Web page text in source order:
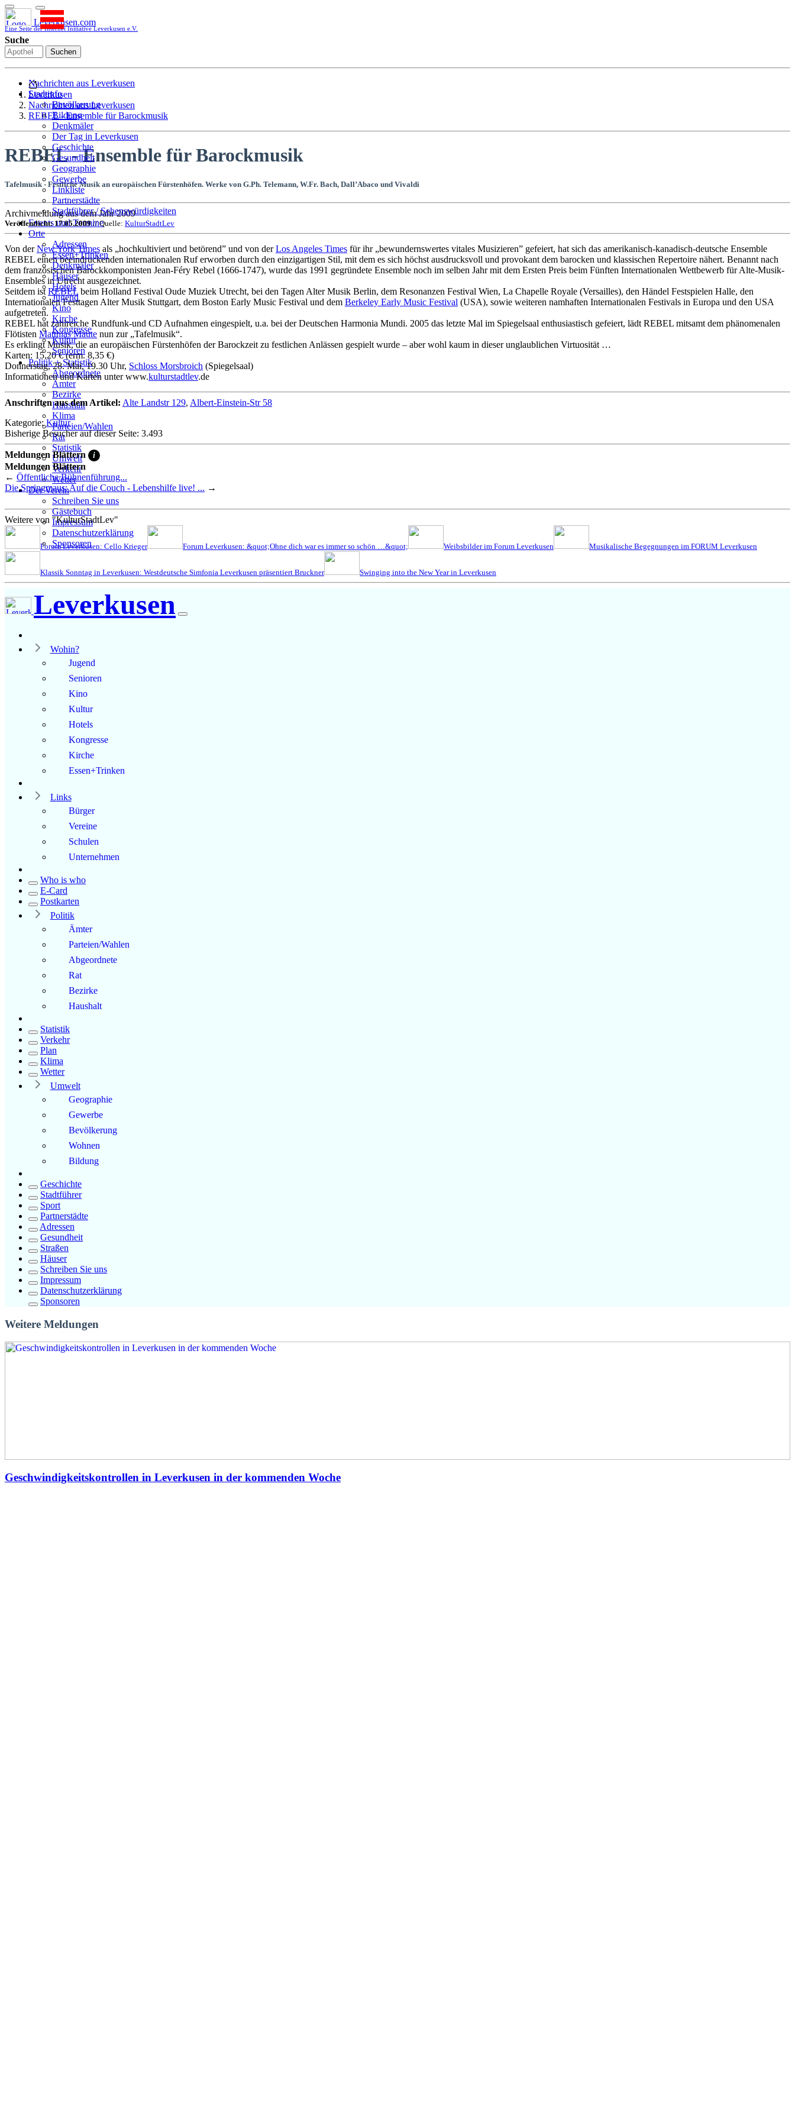
Leverkusen.com
Eine Seite der Internet Initiative Leverkusen e.V.
Suche
Suchen
Nachrichten aus Leverkusen
Stadtinfo
Bevölkerung
Bildung
Denkmäler
Der Tag in Leverkusen
Geschichte
Gesundheit
Geographie
Gewerbe
Linkliste
Partnerstädte
Stadtführer / Sehenswürdigkeiten
Stadtplan
Stadtteile
Sport
Who is who
Wohnen
Events und Termine
Orte
Adressen
Essen+Trinken
Denkmäler
Häuser
Hotels
Jugend
Kino
Kirche
Kongresse
Kultur
Senioren
Stadtführer
Straßen
Politik + Statistik
Abgeordnete
Ämter
Bezirke
Haushalt
Klima
Parteien/Wahlen
Rat
Statistik
Umwelt
Verkehr
Wetter
Der Verein
Schreiben Sie uns
Gästebuch
Impressum
Datenschutzerklärung
Sponsoren
Leverkusen
Nachrichten aus Leverkusen
REBEL - Ensemble für Barockmusik
REBEL - Ensemble für Barockmusik
Tafelmusik - Festliche Musik an europäischen Fürstenhöfen. Werke von G.Ph. Telemann, W.Fr. Bach, Dall’Abaco und Vivaldi
Archivmeldung aus dem Jahr 2009
Veröffentlicht: 17.05.2009// Quelle: KulturStadtLev
Von derNew York Times als „hochkultiviert und betörend” und von derLos Angeles Times für ihr „bewundernswertes vitales Musizieren” gefeiert, hat sich das amerikanisch-kanadisch-deutsche Ensemble
REBEL einen beeindruckenden internationalen Ruf erworben durch den einzigartigen Stil, mit dem es sich höchst ausdrucksvoll und provokant dem barocken und klassischen Repertoire nähert. Benannt nach
dem französischen Barockkomponisten Jean-Féry Rebel (1666-1747), wurde das 1991 gegründete Ensemble noch im selben Jahr mit dem Ersten Preis beim Fünften Internationalen Wettbewerb für Alte-Musik-
Ensembles in Utrecht ausgezeichnet.
Seitdem istREBEL beim Holland Festival Oude Muziek Utrecht, bei den Tagen Alter Musik Berlin, dem Resonanzen Festival Wien, La Chapelle Royale (Versailles), den Händel Festspielen Halle, den
Internationalen Festtagen Alter Musik Stuttgart, dem Boston Early Music Festival und dem Berkeley Early Music Festival (USA), sowie weiteren namhaften Internationalen Festivals in Europa und den USA
aufgetreten.
REBEL hat zahlreiche Rundfunk-und CD Aufnahmen eingespielt, u.a. bei der Deutschen Harmonia Mundi. 2005 das letzte Mal im Spiegelsaal enthusiastisch gefeiert, lädt REBEL mitsamt dem phänomenalen
Flötisten Matthias Maute nun zur „Tafelmusik“.
Es erklingt Musik, die an europäischen Fürstenhöfen der Barockzeit zu festlichen Anlässen gespielt wurde – aber wohl kaum in dieser unglaublichen Virtuosität …
Karten: 15,20 € (erm. 8,35 €)
Donnerstag, 28. Mai, 19.30 Uhr, Schloss Morsbroich (Spiegelsaal)
Informationen und Karten unter www.kulturstadtlev.de
Anschriften aus dem Artikel: Alte Landstr 129, Albert-Einstein-Str 58
Kategorie:Kultur
Bisherige Besucher auf dieser Seite: 3.493
Meldungen Blättern i
Meldungen Blättern
← Öffentliche Bühnenführung...
Die Springmaus: Auf die Couch - Lebenshilfe live! ... →
Weitere von "KulturStadtLev"
Forum Leverkusen: Cello Krieger Forum Leverkusen: &quot;Ohne dich war es immer so schön …&quot; Weibsbilder im Forum Leverkusen Musikalische Begegnungen im FORUM Leverkusen
Klassik Sonntag in Leverkusen: Westdeutsche Simfonia Leverkusen präsentiert Bruckner Swinging into the New Year in Leverkusen
Leverkusen
Wohin?
Jugend
Senioren
Kino
Kultur
Hotels
Kongresse
Kirche
Essen+Trinken
Links
Bürger
Vereine
Schulen
Unternehmen
Who is who
E-Card
Postkarten
Politik
Ämter
Parteien/Wahlen
Abgeordnete
Rat
Bezirke
Haushalt
Statistik
Verkehr
Plan
Klima
Wetter
Umwelt
Geographie
Gewerbe
Bevölkerung
Wohnen
Bildung
Geschichte
Stadtführer
Sport
Partnerstädte
Adressen
Gesundheit
Straßen
Häuser
Schreiben Sie uns
Impressum
Datenschutzerklärung
Sponsoren
Weitere Meldungen
Geschwindigkeitskontrollen in Leverkusen in der kommenden Woche